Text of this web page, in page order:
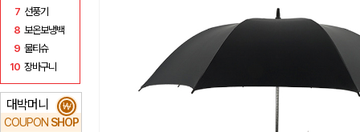
7 선풍기
8 보온보냉백
9 물티슈
10 장바구니
대박머니
COUPON SHOP
₩